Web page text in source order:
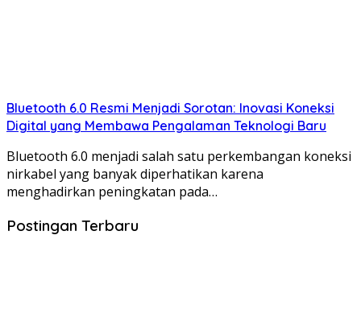
Bluetooth 6.0 Resmi Menjadi Sorotan: Inovasi Koneksi
Digital yang Membawa Pengalaman Teknologi Baru
Bluetooth 6.0 menjadi salah satu perkembangan koneksi
nirkabel yang banyak diperhatikan karena
menghadirkan peningkatan pada…
Postingan Terbaru